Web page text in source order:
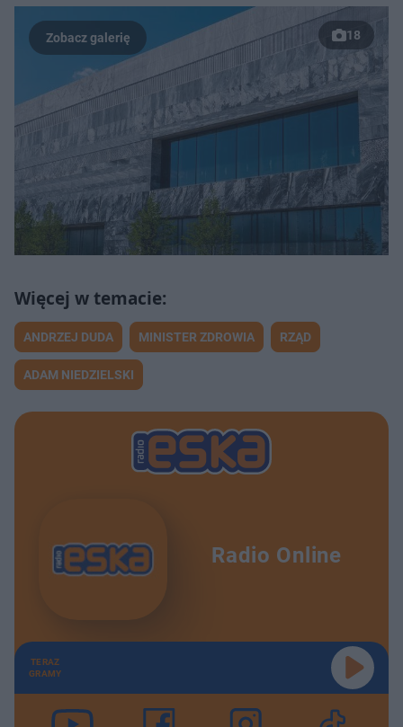
18
ANDRZEJ DUDA MINISTER ZDROWIA RZĄD
ADAM NIEDZIELSKI
Radio Online
TERAZ
GRAMY